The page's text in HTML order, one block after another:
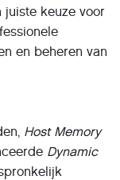
juiste keuze voor
en beheren van
Host Memory
Dynamic